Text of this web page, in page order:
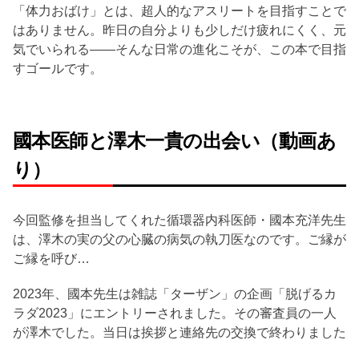
「体力おばけ」とは、超人的なアスリートを目指すことで
はありません。昨日の自分よりも少しだけ疲れにくく、元
気でいられる――そんな日常の進化こそが、この本で目指
すゴールです。
國本医師と澤木一貴の出会い（動画あ
り）
今回監修を担当してくれた循環器内科医師・國本充洋先生
は、澤木の実の父の心臓の病気の執刀医なのです。ご縁が
ご縁を呼び…
2023年、國本先生は雑誌「ターザン」の企画「脱げるカ
ラダ2023」にエントリーされました。その審査員の一人
が澤木でした。当日は挨拶と連絡先の交換で終わりました